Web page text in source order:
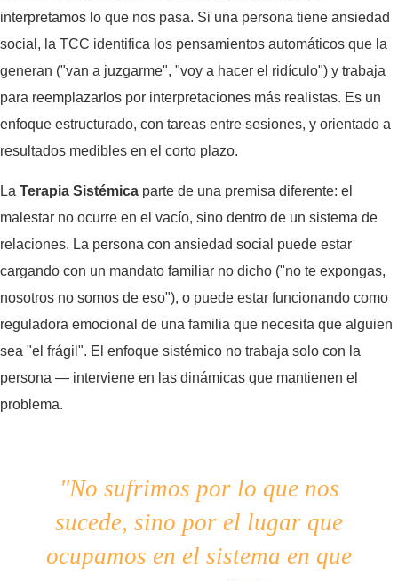
interpretamos lo que nos pasa. Si una persona tiene ansiedad
social, la TCC identifica los pensamientos automáticos que la
generan ("van a juzgarme", "voy a hacer el ridículo") y trabaja
para reemplazarlos por interpretaciones más realistas. Es un
enfoque estructurado, con tareas entre sesiones, y orientado a
resultados medibles en el corto plazo.
La Terapia Sistémica parte de una premisa diferente: el
malestar no ocurre en el vacío, sino dentro de un sistema de
relaciones. La persona con ansiedad social puede estar
cargando con un mandato familiar no dicho ("no te expongas,
nosotros no somos de eso"), o puede estar funcionando como
reguladora emocional de una familia que necesita que alguien
sea "el frágil". El enfoque sistémico no trabaja solo con la
persona — interviene en las dinámicas que mantienen el
problema.
"No sufrimos por lo que nos
sucede, sino por el lugar que
ocupamos en el sistema en que